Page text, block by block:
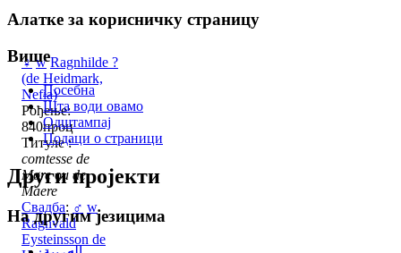
♀ w Ragnhilde ?
(de Heidmark,
Nefia)
Рођење:
840проц
Титуле :
comtesse de
Møre ou de
Maere
Свадба: ♂ w
Ragnvald
Eysteinsson de
Алатке за корисничку страницу
Више
Посебна
Шта води овамо
Одштампај
Подаци о страници
Други пројекти
На другим језицима